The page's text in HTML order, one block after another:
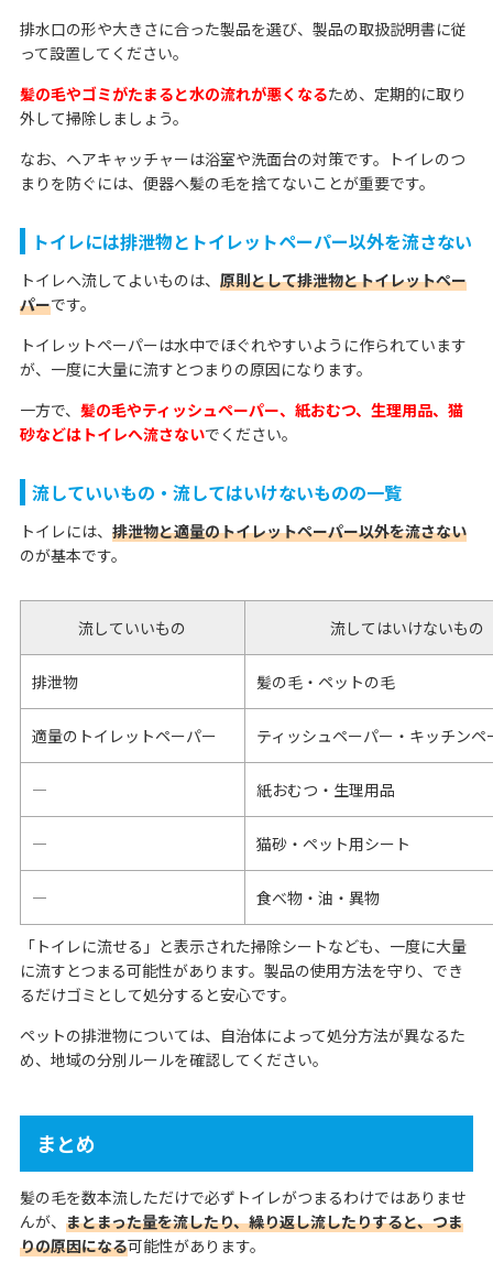
排水口の形や大きさに合った製品を選び、製品の取扱説明書に従
って設置してください。
髪の毛やゴミがたまると水の流れが悪くなるため、定期的に取り
外して掃除しましょう。
なお、ヘアキャッチャーは浴室や洗面台の対策です。トイレのつ
まりを防ぐには、便器へ髪の毛を捨てないことが重要です。
トイレには排泄物とトイレットペーパー以外を流さない
トイレへ流してよいものは、 原則として排泄物とトイレットペー
パーです。
トイレットペーパーは水中でほぐれやすいように作られています
が、一度に大量に流すとつまりの原因になります。
一方で、 髪の毛やティッシュペーパー、紙おむつ、生理用品、猫
砂などはトイレへ流さないでください。
流していいもの・流してはいけないものの一覧
トイレには、 排泄物と適量のトイレットペーパー以外を流さない
のが基本です。
流していいもの 流してはいけないもの
排泄物 髪の毛・ペットの毛
適量のトイレットペーパー ティッシュペーパー・キッチンペ
― 紙おむつ・生理用品
― 猫砂・ペット用シート
― 食べ物・油・異物
「トイレに流せる」と表示された掃除シートなども、一度に大量
に流すとつまる可能性があります。製品の使用方法を守り、でき
るだけゴミとして処分すると安心です。
ペットの排泄物については、自治体によって処分方法が異なるた
め、地域の分別ルールを確認してください。
まとめ
髪の毛を数本流しただけで必ずトイレがつまるわけではありませ
んが、 まとまった量を流したり、繰り返し流したりすると、つま
りの原因になる可能性があります。